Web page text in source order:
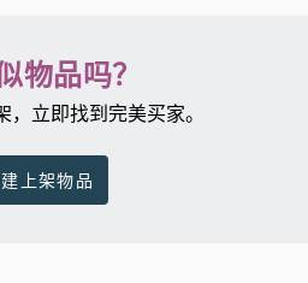
物品吗？
立即找到完美买家。
上架物品